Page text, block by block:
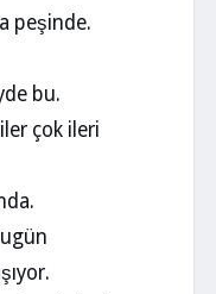
peşinde.
bu.
çok ileri